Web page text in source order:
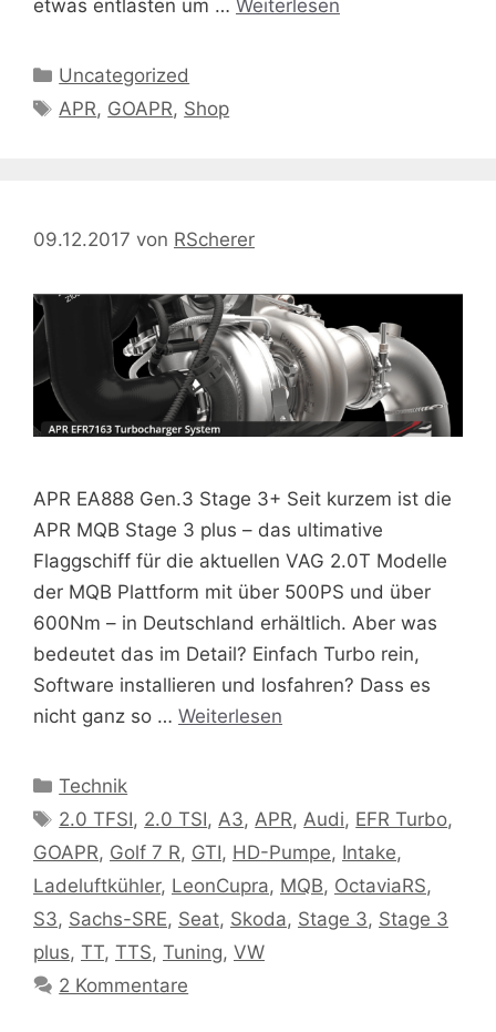
etwas entlasten um … Weiterlesen
Kategorien
Uncategorized
Schlagwörter
APR, GOAPR, Shop
09.12.2017 von RScherer
APR EA888 Gen.3 Stage 3+ Seit kurzem ist die
APR MQB Stage 3 plus – das ultimative
Flaggschiff für die aktuellen VAG 2.0T Modelle
der MQB Plattform mit über 500PS und über
600Nm – in Deutschland erhältlich. Aber was
bedeutet das im Detail? Einfach Turbo rein,
Software installieren und losfahren? Dass es
nicht ganz so … Weiterlesen
Kategorien
Technik
Schlagwörter
2.0 TFSI, 2.0 TSI,A3,APR,Audi, EFR Turbo,
GOAPR, Golf 7 R, GTI, HD-Pumpe, Intake,
Ladeluftkühler, LeonCupra, MQB, OctaviaRS,
S3, Sachs-SRE, Seat, Skoda, Stage 3, Stage 3
plus, TT, TTS, Tuning, VW
2 Kommentare